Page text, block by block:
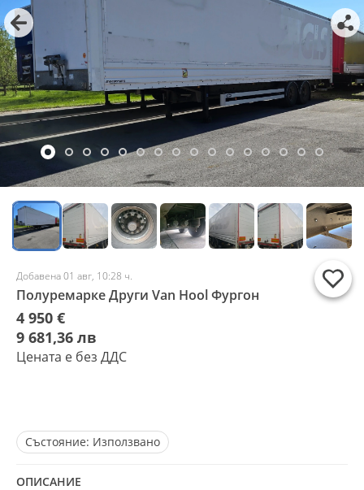
Добавена 01 авг, 10:28 ч.
Полуремарке Други Van Hool Фургон
4 950 €
9 681,36 лв
Цената е без ДДС
Състояние: Използвано
ОПИСАНИЕ